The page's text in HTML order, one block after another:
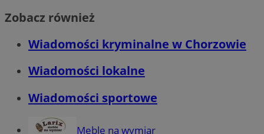
Zobacz również
Wiadomości kryminalne w Chorzowie
Wiadomości lokalne
Wiadomości sportowe
Meble na wymiar